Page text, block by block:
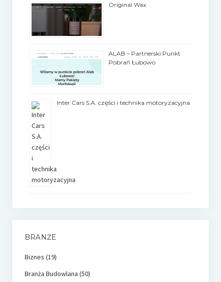
Original Wax
ALAB – Partnerski Punkt
Pobrań Łubowo
Inter Cars S.A. części i technika motoryzacyjna
BRANŻE
Biznes (19)
Branża Budowlana (50)